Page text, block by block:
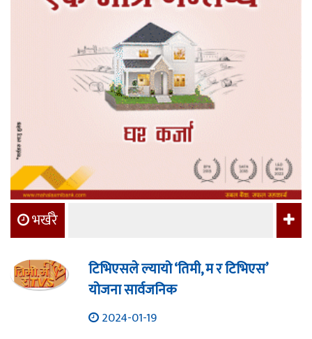
भर्खरै
टिभिएसले ल्यायो ‘तिमी, म र टिभिएस’
योजना सार्वजनिक
2024-01-19